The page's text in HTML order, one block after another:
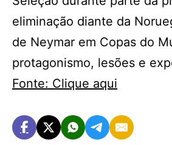
eliminação diante da
de Neymar em Copas do
protagonismo, lesões e
Fonte: Clique aqui